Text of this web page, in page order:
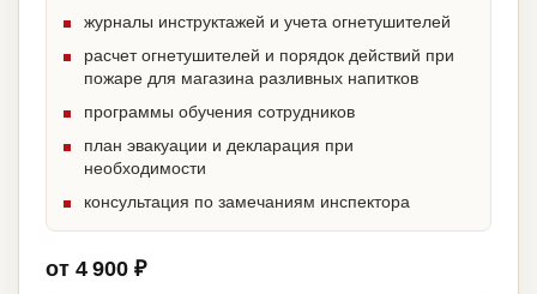
журналы инструктажей и учета огнетушителей
расчет огнетушителей и порядок действий при
пожаре для магазина разливных напитков
программы обучения сотрудников
план эвакуации и декларация при
необходимости
консультация по замечаниям инспектора
от 4 900 ₽